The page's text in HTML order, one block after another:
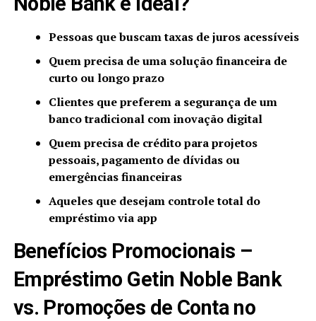
Pessoas que buscam taxas de juros acessíveis
Quem precisa de uma solução financeira de
curto ou longo prazo
Clientes que preferem a segurança de um
banco tradicional com inovação digital
Quem precisa de crédito para projetos
pessoais, pagamento de dívidas ou
emergências financeiras
Aqueles que desejam controle total do
empréstimo via app
Benefícios Promocionais –
Empréstimo Getin Noble Bank
vs. Promoções de Conta no